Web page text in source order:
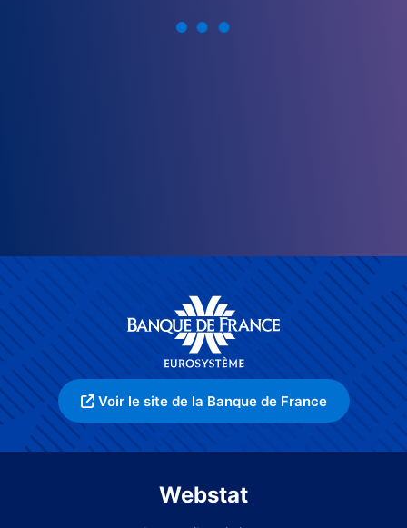
Voir le site de la Banque de France
Webstat